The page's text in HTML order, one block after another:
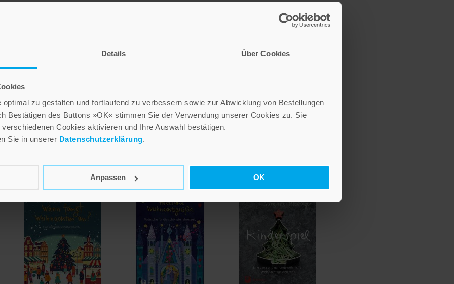
Details Über Cookies
zu gestalten und fortlaufend zu verbessern sowie zur Abwicklung von Bestellungen
Bestätigen des Buttons »OK« stimmen Sie der Verwendung unserer Cookies zu. Sie
Cookies aktivieren und Ihre Auswahl bestätigen.
Sie in unserer Datenschutzerklärung.
Anpassen OK